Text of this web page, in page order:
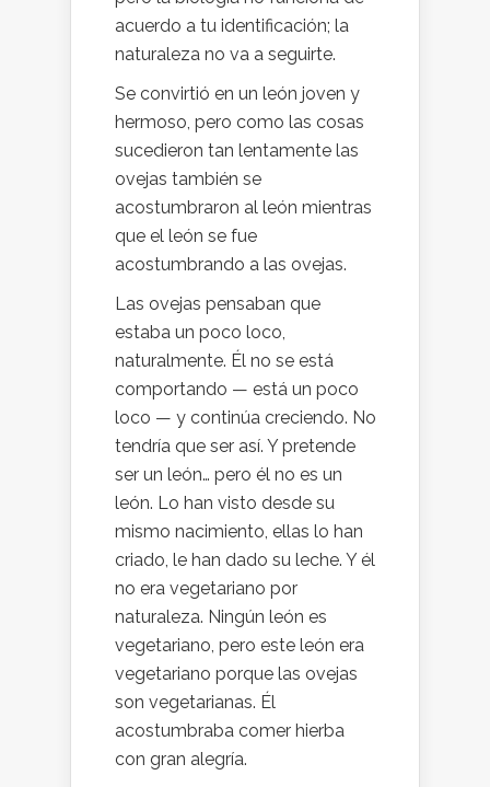
acuerdo a tu identificación; la
naturaleza no va a seguirte.
Se convirtió en un león joven y
hermoso, pero como las cosas
sucedieron tan lentamente las
ovejas también se
acostumbraron al león mientras
que el león se fue
acostumbrando a las ovejas.
Las ovejas pensaban que
estaba un poco loco,
naturalmente. Él no se está
comportando — está un poco
loco — y continúa creciendo. No
tendría que ser así. Y pretende
ser un león… pero él no es un
león. Lo han visto desde su
mismo nacimiento, ellas lo han
criado, le han dado su leche. Y él
no era vegetariano por
naturaleza. Ningún león es
vegetariano, pero este león era
vegetariano porque las ovejas
son vegetarianas. Él
acostumbraba comer hierba
con gran alegría.